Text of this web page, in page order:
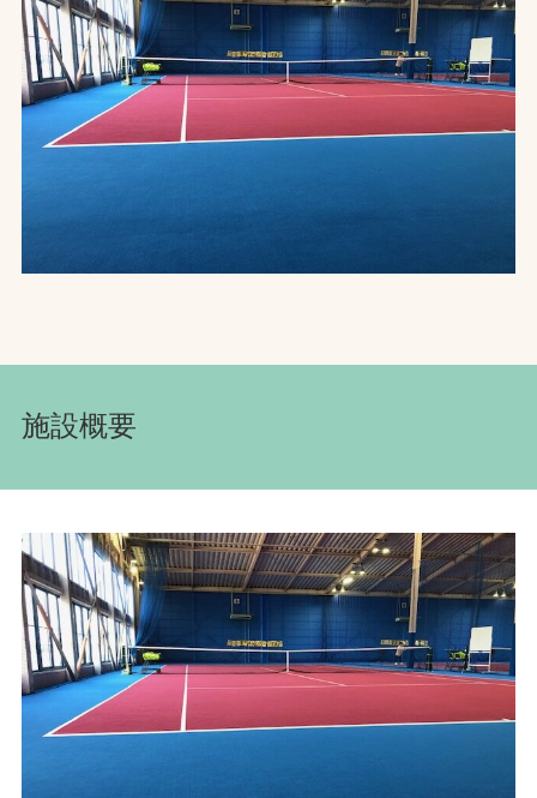
お問合せ
お取引先の皆様へ
プライバシーポリシー
文字の見えづらさや操作にお困りの方へ
施設概要